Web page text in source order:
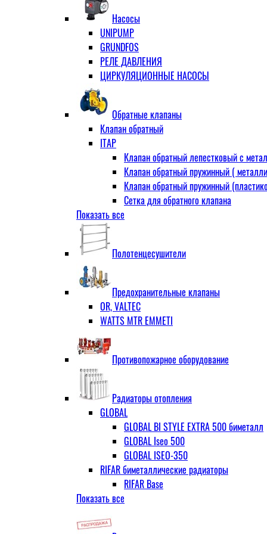
Ниппель прямой
Ниппель-переходник
Переходник ВН
Переходник НВ (футорка)
Сгон
Угловой
Тройник
Тройник переходной
Тройник равный
Угольник
ВВ
ВН
Удлинитель потока для радиатора
Насосы
UNIPUMP
GRUNDFOS
РЕЛЕ ДАВЛЕНИЯ
ЦИРКУЛЯЦИОННЫЕ НАСОСЫ
Обратные клапаны
Клапан обратный
ITAP
Клапан обратный лепестковый с
Клапан обратный пружинный (
Клапан обратный пружинный
Сетка для обратного клапана
VALTEC
АДЛ
RD30 Корпус/диск - чугун РN16 (Тмакс
ЧАЗ (двухдисковые)
Показать все
Полотенцесушители
Предохранительные клапаны
OR, VALTEC
WATTS MTR EMMETI
Противопожарное оборудование
Радиаторы отопления
GLOBAL
GLOBAL BI STYLE EXTRA 500 биметалл
GLOBAL Iseo 500
GLOBAL ISEO-350
RIFAR биметаллические радиаторы
RIFAR Base
Показать все